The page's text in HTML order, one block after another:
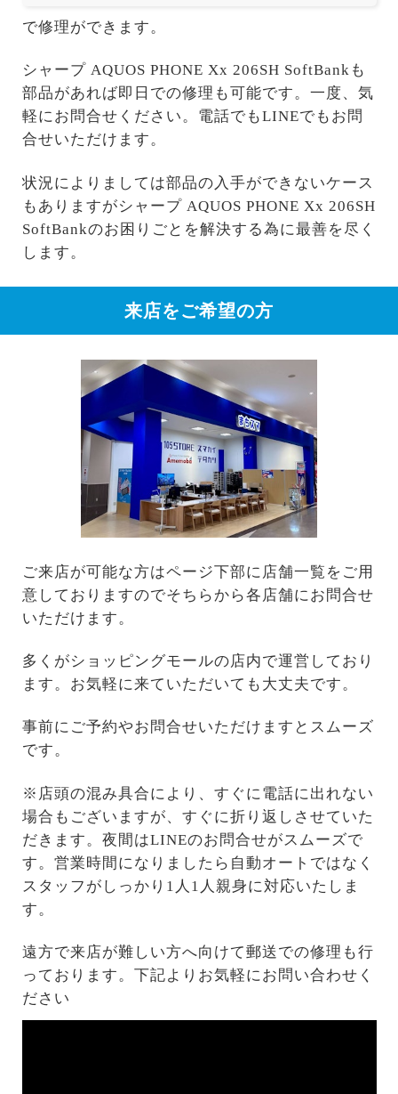
で修理ができます。
シャープ AQUOS PHONE Xx 206SH SoftBankも
部品があれば即日での修理も可能です。一度、気
軽にお問合せください。電話でもLINEでもお問
合せいただけます。
状況によりましては部品の入手ができないケース
もありますがシャープ AQUOS PHONE Xx 206SH
SoftBankのお困りごとを解決する為に最善を尽く
します。
来店をご希望の方
ご来店が可能な方はページ下部に店舗一覧をご用
意しておりますのでそちらから各店舗にお問合せ
いただけます。
多くがショッピングモールの店内で運営しており
ます。お気軽に来ていただいても大丈夫です。
事前にご予約やお問合せいただけますとスムーズ
です。
※店頭の混み具合により、すぐに電話に出れない
場合もございますが、すぐに折り返しさせていた
だきます。夜間はLINEのお問合せがスムーズで
す。営業時間になりましたら自動オートではなく
スタッフがしっかり1人1人親身に対応いたしま
す。
遠方で来店が難しい方へ向けて郵送での修理も行
っております。下記よりお気軽にお問い合わせく
ださい